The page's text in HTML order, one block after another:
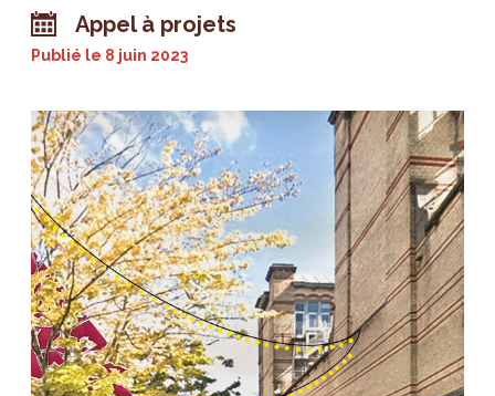
Appel à projets
Publié le 8 juin 2023